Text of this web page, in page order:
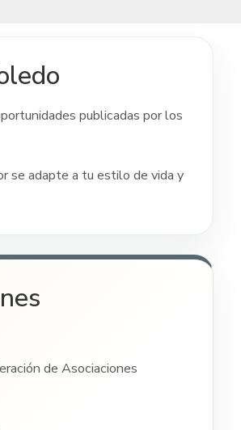
publicadas por los
se adapte a tu estilo de vida y
de Asociaciones